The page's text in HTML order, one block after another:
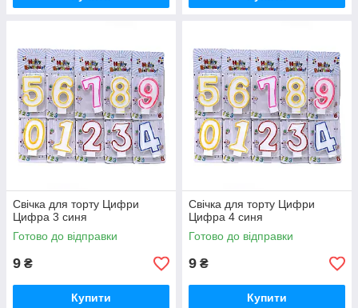
Свічка для торту Цифри
Цифра 3 синя
Готово до відправки
9 ₴
Купити
Свічка для торту Цифри
Цифра 4 синя
Готово до відправки
9 ₴
Купити